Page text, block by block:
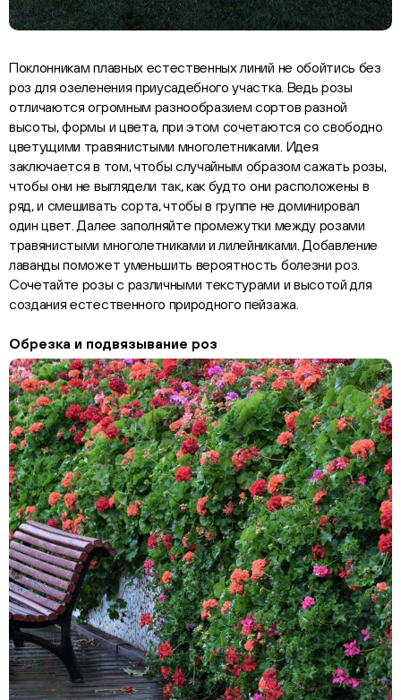
Поклонникам плавных естественных линий не обойтись без
роз для озеленения приусадебного участка. Ведь розы
отличаются огромным разнообразием сортов разной
высоты, формы и цвета, при этом сочетаются со свободно
цветущими травянистыми многолетниками. Идея
заключается в том, чтобы случайным образом сажать розы,
чтобы они не выглядели так, как будто они расположены в
ряд, и смешивать сорта, чтобы в группе не доминировал
один цвет. Далее заполняйте промежутки между розами
травянистыми многолетниками и лилейниками. Добавление
лаванды поможет уменьшить вероятность болезни роз.
Сочетайте розы с различными текстурами и высотой для
создания естественного природного пейзажа.
Обрезка и подвязывание роз